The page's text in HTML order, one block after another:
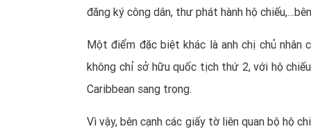
đăng ký công dân, thư phát hành hộ
Một điểm đặc biệt khác là anh chị chủ nhân
không chỉ sở hữu quốc tịch thứ 2, với hộ
Caribbean sang trọng.
Vì vậy, bên cạnh các giấy tờ liên quan bộ hộ